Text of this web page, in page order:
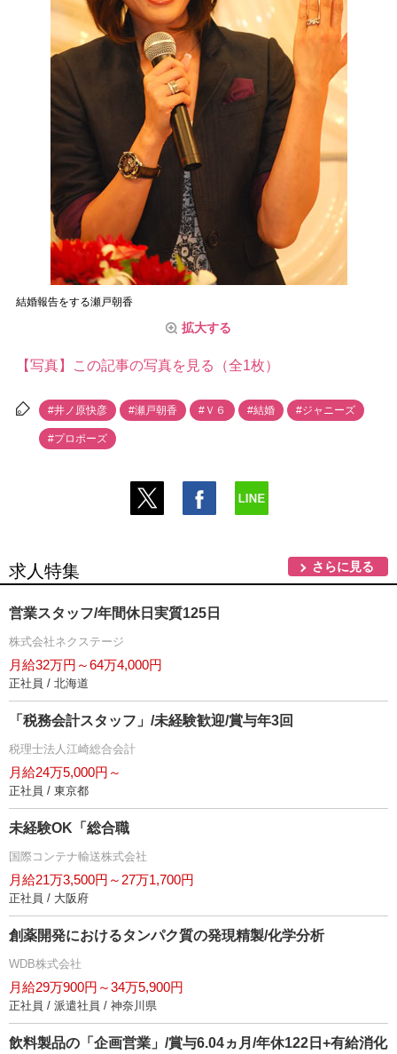
結婚報告をする瀬戸朝香
拡大する
【写真】この記事の写真を見る（全1枚）
#井ノ原快彦 #瀬戸朝香 #Ｖ６ #結婚 #ジャニーズ
#プロポーズ
求人特集 さらに見る
営業スタッフ/年間休日実質125日
株式会社ネクステージ
月給32万円～64万4,000円
正社員 / 北海道
「税務会計スタッフ」/未経験歓迎/賞与年3回
税理士法人江崎総合会計
月給24万5,000円～
正社員 / 東京都
未経験OK「総合職
国際コンテナ輸送株式会社
月給21万3,500円～27万1,700円
正社員 / 大阪府
創薬開発におけるタンパク質の発現精製/化学分析
WDB株式会社
月給29万900円～34万5,900円
正社員 / 派遣社員 / 神奈川県
飲料製品の「企画営業」/賞与6.04ヵ月/年休122日+有給消化